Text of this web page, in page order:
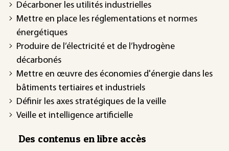
Décarboner les utilités industrielles
Mettre en place les réglementations et normes
énergétiques
Produire de l’électricité et de l’hydrogène
décarbonés
Mettre en œuvre des économies d'énergie dans les
bâtiments tertiaires et industriels
Définir les axes stratégiques de la veille
Veille et intelligence artificielle
Des contenus en libre accès